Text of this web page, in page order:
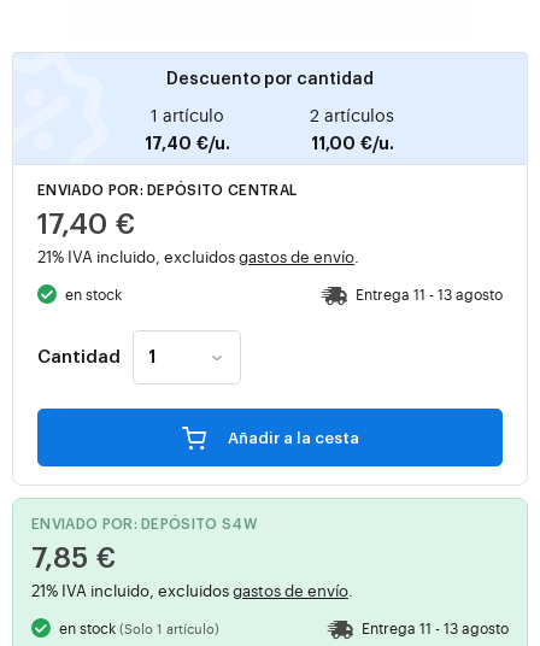
Descuento por cantidad
1 artículo
17,40 €/u.
2 artículos
11,00 €/u.
ENVIADO POR: DEPÓSITO CENTRAL
17,40 €
21% IVA incluido, excluidosgastos de envío
en stock Entrega 11 - 13 agosto
Cantidad
Añadir a la cesta
ENVIADO POR: DEPÓSITO S4W
7,85 €
21% IVA incluido, excluidosgastos de envío
en stock(Solo 1 artículo) Entrega 11 - 13 agosto